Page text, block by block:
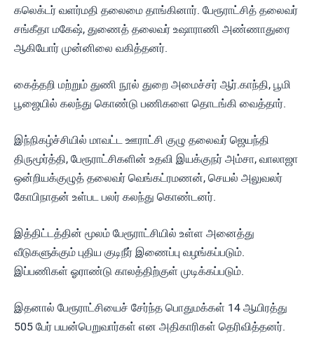
கலெக்டர் வளர்மதி தலைமை தாங்கினார். பேரூராட்சித் தலைவர்
சங்கீதா மகேஷ், துணைத் தலைவர் உஷாராணி அண்ணாதுரை
ஆகியோர் முன்னிலை வகித்தனர்.
கைத்தறி மற்றும் துணி நூல் துறை அமைச்சர் ஆர்.காந்தி, பூமி
பூஜையில் கலந்து கொண்டு பணிகளை தொடங்கி வைத்தார்.
இந்நிகழ்ச்சியில் மாவட்ட ஊராட்சி குழு தலைவர் ஜெயந்தி
திருமூர்த்தி, பேரூராட்சிகளின் உதவி இயக்குநர் அம்சா, வாலாஜா
ஒன்றியக்குழுத் தலைவர் வெங்கட்ரமணன், செயல் அலுவலர்
கோபிநாதன் உள்பட பலர் கலந்து கொண்டனர்.
இத்திட்டத்தின் மூலம் பேரூராட்சியில் உள்ள அனைத்து
வீடுகளுக்கும் புதிய குடிநீர் இணைப்பு வழங்கப்படும்.
இப்பணிகள் ஓராண்டு காலத்திற்குள் முடிக்கப்படும்.
இதனால் பேரூராட்சியைச் சேர்ந்த பொதுமக்கள் 14 ஆயிரத்து
505 பேர் பயன்பெறுவார்கள் என அதிகாரிகள் தெரிவித்தனர்.